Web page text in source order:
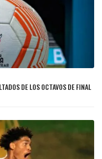
DE LOS OCTAVOS DE FINAL